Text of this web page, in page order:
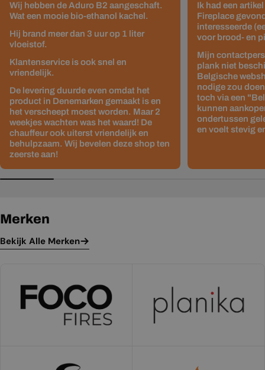
Wij hebben de Aduro B2 aangeschaft.
Wat een mooie bio-ethanol kachel.
Hij brand meer dan 3 uur op 1 liter
vloeistof.
Klantenservice is ook snel en
vriendelijk.
De levering duurde even omdat het
product in Denemarken gemaakt is en
het verscheept moest worden. Maar 2
weekjes wachten was het waard! De
chauffeur ook uiterst vriendelijk en
behulpzaam. Wij bevelen deze shop ten
zeerste aan!
Ik had een
Fireplace
interesseerde
voor brood- en
Mijn
plank niet
Belgische
nodige zou
toch via een
kunnen
ondertussen
en voelt stevig
Merken
Bekijk Alle Merken